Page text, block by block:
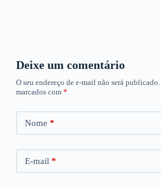
Deixe um comentário
O seu endereço de e-mail não será publicado.
marcados com *
Nome *
E-mail *